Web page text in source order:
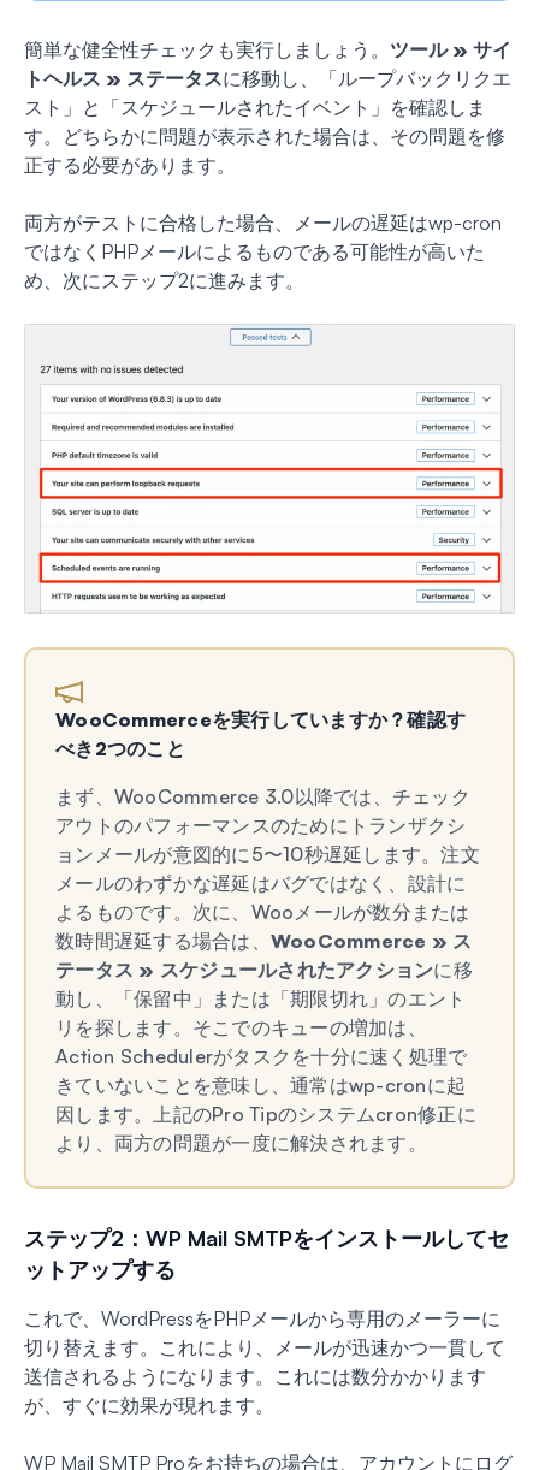
簡単な健全性チェックも実行しましょう。 ツール » サイ
トヘルス » ステータスに移動し、「ループバックリクエ
スト」と「スケジュールされたイベント」を確認しま
す。どちらかに問題が表示された場合は、その問題を修
正する必要があります。
両方がテストに合格した場合、メールの遅延はwp-cron
ではなくPHPメールによるものである可能性が高いた
め、次にステップ2に進みます。
WooCommerceを実行していますか？確認す
べき2つのこと
まず、WooCommerce 3.0以降では、チェック
アウトのパフォーマンスのためにトランザクシ
ョンメールが意図的に5〜10秒遅延します。注文
メールのわずかな遅延はバグではなく、設計に
よるものです。次に、Wooメールが数分または
数時間遅延する場合は、 WooCommerce » ス
テータス » スケジュールされたアクションに移
動し、「保留中」または「期限切れ」のエント
リを探します。そこでのキューの増加は、
Action Schedulerがタスクを十分に速く処理で
きていないことを意味し、通常はwp-cronに起
因します。上記のPro Tipのシステムcron修正に
より、両方の問題が一度に解決されます。
ステップ2：WP Mail SMTPをインストールしてセ
ットアップする
これで、WordPressをPHPメールから専用のメーラーに
切り替えます。これにより、メールが迅速かつ一貫して
送信されるようになります。これには数分かかります
が、すぐに効果が現れます。
WP Mail SMTP Proをお持ちの場合は、アカウントにログ